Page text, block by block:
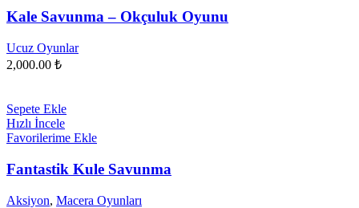
Kale Savunma – Okçuluk Oyunu
Ucuz Oyunlar
2,000.00 ₺
Sepete Ekle
Hızlı İncele
Favorilerime Ekle
Fantastik Kule Savunma
Aksiyon, Macera Oyunları